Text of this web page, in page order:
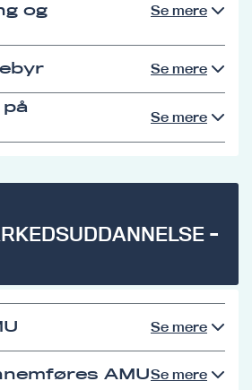
og
Se mere
Se mere
Se mere
-
Se mere
AMUSe mere